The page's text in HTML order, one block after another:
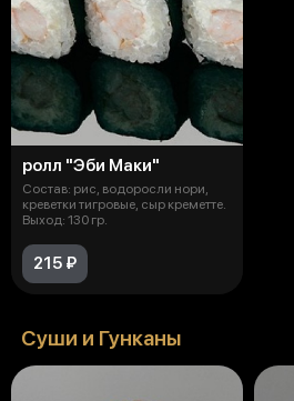
ролл "Эби Маки"
Состав: рис, водоросли нори,
креветки тигровые, сыр креметте.
Выход: 130 гр.
215 ₽
Суши и Гунканы